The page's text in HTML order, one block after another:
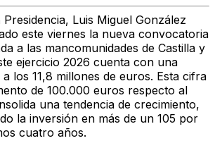
Luis Miguel González
este viernes la nueva convocatoria
a las mancomunidades de Castilla y
ejercicio 2026 cuenta con una
los 11,8 millones de euros. Esta cifra
de 100.000 euros respecto al
una tendencia de crecimiento,
la inversión en más de un 105 por
cuatro años.